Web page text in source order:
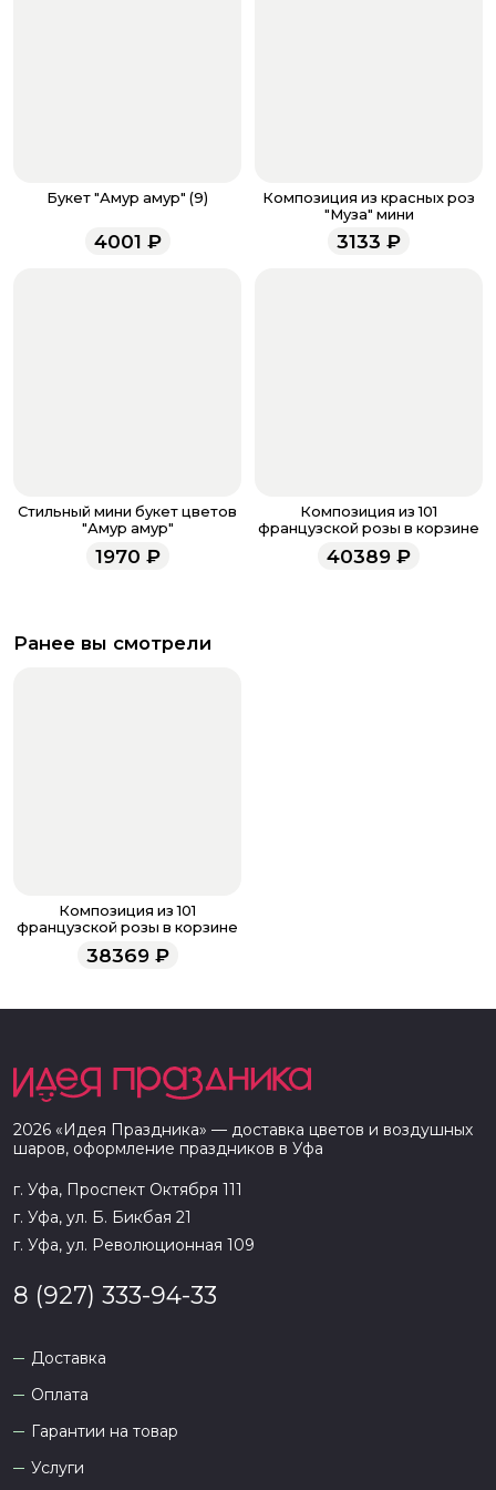
звоните по номеру телефона
напишите WhatsApp
+7 937 333-66-53. Наши
менеджеры работают ежедневно с 9.00 до 23.00 и
всегда рады проконсультировать вас.
Букет "Амур амур" (9)
4001 ₽
Композиция из красных роз
"Муза" мини
3133 ₽
Стильный мини букет цветов
"Амур амур"
1970 ₽
Композиция из 101
французской розы в корзине
40389 ₽
Ранее вы смотрели
Композиция из 101
французской розы в корзине
38369₽
2026 «Идея Праздника» — доставка цветов и воздушных
шаров, оформление праздников в Уфа
г. Уфа, Проспект Октября 111
г. Уфа, ул. Б. Бикбая 21
г. Уфа, ул. Революционная 109
8 (927) 333-94-33
Доставка
Оплата
Гарантии на товар
Услуги